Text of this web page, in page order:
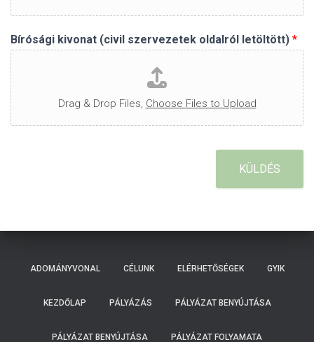
Bírósági kivonat (civil szervezetek oldalról letöltött) *
Drag & Drop Files, Choose Files to Upload
KÜLDÉS
ADOMÁNYVONAL CÉLUNK ELÉRHETŐSÉGEK GYIK
KEZDŐLAP PÁLYÁZÁS PÁLYÁZAT BENYÚJTÁSA
PÁLYÁZAT BENYÚJTÁSA PÁLYÁZAT FOLYAMATA